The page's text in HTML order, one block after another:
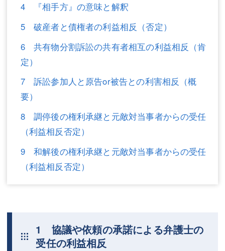
刑事弁護
交通事故
不動産登記
商業登記
債務整理
マスコミ取材・実績
アクセス
川口事務所（埼玉県川口市）
交通事故
不動産登記
商業登記
調査・書面作成
マスコミ取材・実績
アクセス
東京事務所 (新宿・四谷)
お問い合せフォーム
4 『相手方』の意味と解釈
5 破産者と債権者の利益相反（否定）
6 共有物分割訴訟の共有者相互の利益相反（肯
定）
7 訴訟参加人と原告or被告との利害相反（概
要）
8 調停後の権利承継と元敵対当事者からの受任
（利益相反否定）
9 和解後の権利承継と元敵対当事者からの受任
（利益相反否定）
1 協議や依頼の承諾による弁護士の
受任の利益相反